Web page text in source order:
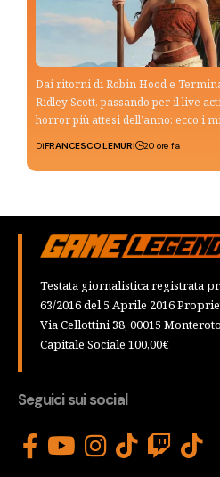
Dai ritorni di Robin Hood e
Ridley Scott, passando per il live
horror più attesi dell’anno: ecco i
DiFRANCESCO LEMURI 20 ore fa
Testata giornalistica registrata
63/2016 del 5 Aprile 2016
Via Cellottini 38, 00015
Capitale Sociale 100,00€
Seguici sui social